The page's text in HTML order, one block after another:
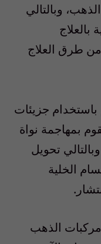
وبالتالي
بالعلاج
طرق العلاج
باستخدام جزيئات
بمهاجمة نواة
تحويل
الخلية
الذهب